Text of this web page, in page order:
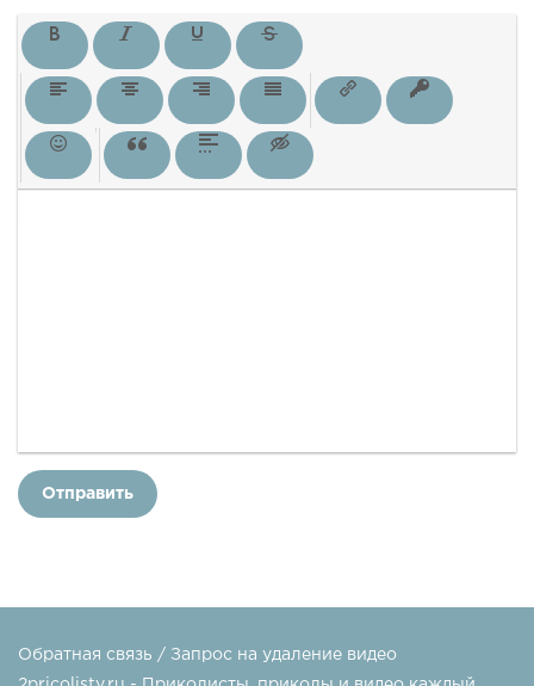
Отправить
Обратная связь / Запрос на удаление видео